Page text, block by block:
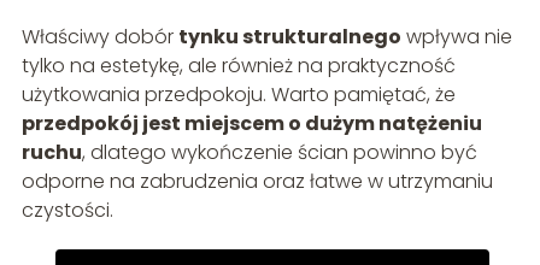
Właściwy dobór tynku strukturalnego wpływa nie
tylko na estetykę, ale również na praktyczność
użytkowania przedpokoju. Warto pamiętać, że
przedpokój jest miejscem o dużym natężeniu
ruchu, dlatego wykończenie ścian powinno być
odporne na zabrudzenia oraz łatwe w utrzymaniu
czystości.